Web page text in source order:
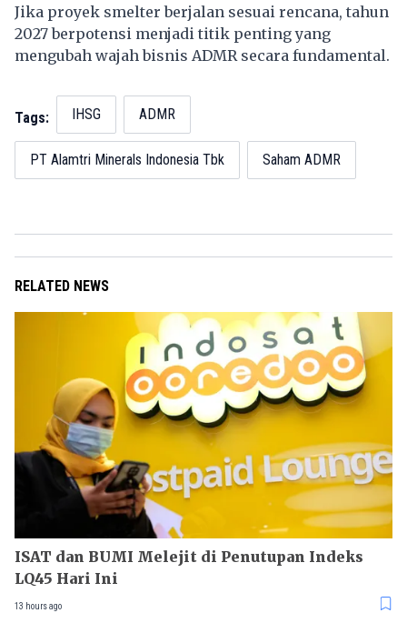
Jika proyek smelter berjalan sesuai rencana, tahun
2027 berpotensi menjadi titik penting yang
mengubah wajah bisnis ADMR secara fundamental.
Tags: IHSG ADMR
PT Alamtri Minerals Indonesia Tbk Saham ADMR
RELATED NEWS
ISAT dan BUMI Melejit di Penutupan Indeks
LQ45 Hari Ini
13 hours ago